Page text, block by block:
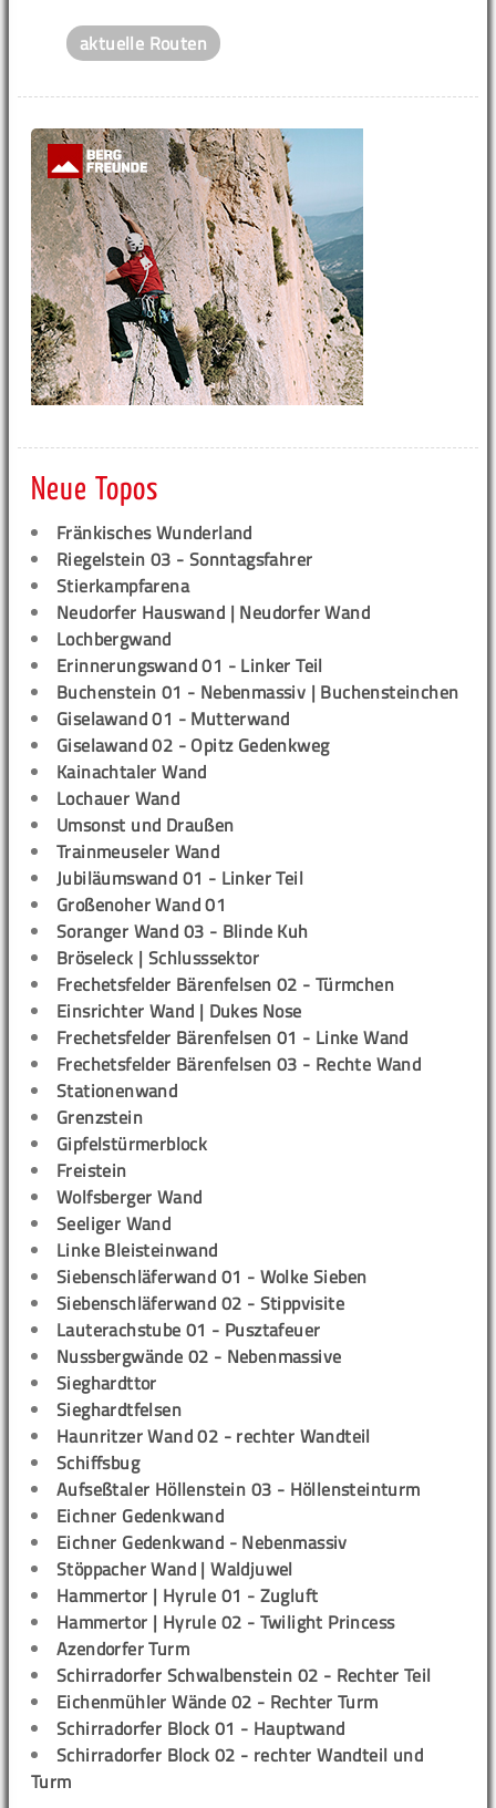
aktuelle Routen
Neue Topos
Fränkisches Wunderland
Riegelstein 03 - Sonntagsfahrer
Stierkampfarena
Neudorfer Hauswand | Neudorfer Wand
Lochbergwand
Erinnerungswand 01 - Linker Teil
Buchenstein 01 - Nebenmassiv | Buchensteinchen
Giselawand 01 - Mutterwand
Giselawand 02 - Opitz Gedenkweg
Kainachtaler Wand
Lochauer Wand
Umsonst und Draußen
Trainmeuseler Wand
Jubiläumswand 01 - Linker Teil
Großenoher Wand 01
Soranger Wand 03 - Blinde Kuh
Bröseleck | Schlusssektor
Frechetsfelder Bärenfelsen 02 - Türmchen
Einsrichter Wand | Dukes Nose
Frechetsfelder Bärenfelsen 01 - Linke Wand
Frechetsfelder Bärenfelsen 03 - Rechte Wand
Stationenwand
Grenzstein
Gipfelstürmerblock
Freistein
Wolfsberger Wand
Seeliger Wand
Linke Bleisteinwand
Siebenschläferwand 01 - Wolke Sieben
Siebenschläferwand 02 - Stippvisite
Lauterachstube 01 - Pusztafeuer
Nussbergwände 02 - Nebenmassive
Sieghardttor
Sieghardtfelsen
Haunritzer Wand 02 - rechter Wandteil
Schiffsbug
Aufseßtaler Höllenstein 03 - Höllensteinturm
Eichner Gedenkwand
Eichner Gedenkwand - Nebenmassiv
Stöppacher Wand | Waldjuwel
Hammertor | Hyrule 01 - Zugluft
Hammertor | Hyrule 02 - Twilight Princess
Azendorfer Turm
Schirradorfer Schwalbenstein 02 - Rechter Teil
Eichenmühler Wände 02 - Rechter Turm
Schirradorfer Block 01 - Hauptwand
Schirradorfer Block 02 - rechter Wandteil und
Turm